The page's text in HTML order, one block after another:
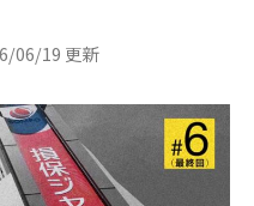
策
情報
06/19 更新